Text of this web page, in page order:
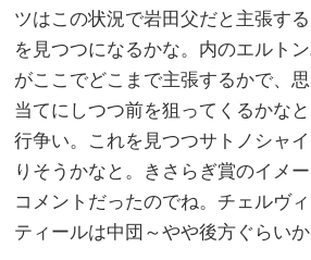
ツはこの状況で岩田父だと主張す
を見つつになるかな。内のエルト
がここでどこまで主張するかで、
当てにしつつ前を狙ってくるかな
行争い。これを見つつサトノシャ
りそうかなと。きさらぎ賞のイメ
コメントだったのでね。チェルヴ
ティールは中団～やや後方ぐらいか